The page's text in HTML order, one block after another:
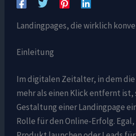
Landingpages, die wirklich
Einleitung
Im digitalen Zeitalter, in dem
mehr als einen Klick entfernt
Gestaltung einer Landingpage
Rolle für den Online-Erfolg.